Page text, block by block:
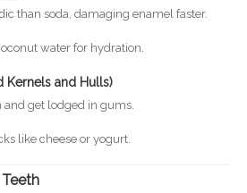
than soda, damaging enamel faster.
water for hydration.
Kernels and Hulls)
and get lodged in gums.
like cheese or yogurt.